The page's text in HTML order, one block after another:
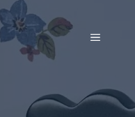
MENÜ